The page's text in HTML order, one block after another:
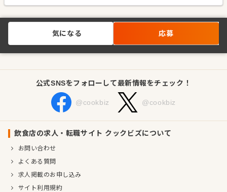
気になる 応募
公式SNSをフォローして最新情報をチェック！
@cookbiz @cookbiz
飲食店の求人・転職サイト クックビズについて
お問い合わせ
よくある質問
求人掲載のお申し込み
サイト利用規約